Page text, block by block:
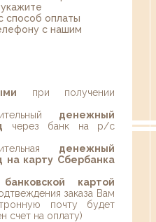
способ оплаты
с нашим
при получении
денежный
через банк на р/с
денежный
на карту Сбербанка
банковской картой
заказа Вам
почту будет
счет на оплату)